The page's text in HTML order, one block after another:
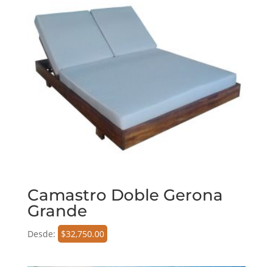
Camastro Doble Gerona
Grande
Desde: $32,750.00